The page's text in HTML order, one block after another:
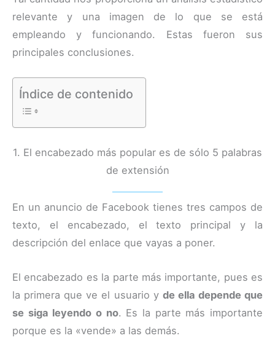
relevante y una imagen de lo que se está
empleando y funcionando. Estas fueron sus
principales conclusiones.
Índice de contenido
1. El encabezado más popular es de sólo 5 palabras
de extensión
En un anuncio de Facebook tienes tres campos de
texto, el encabezado, el texto principal y la
descripción del enlace que vayas a poner.
El encabezado es la parte más importante, pues es
la primera que ve el usuario y de ella depende que
se siga leyendo o no. Es la parte más importante
porque es la «vende» a las demás.